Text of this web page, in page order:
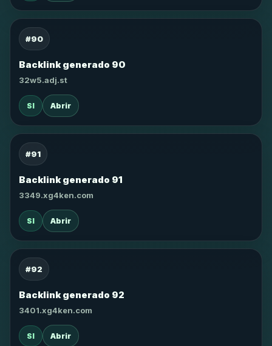
#90
Backlink generado 90
32w5.adj.st
SI Abrir
#91
Backlink generado 91
3349.xg4ken.com
SI Abrir
#92
Backlink generado 92
3401.xg4ken.com
SI Abrir